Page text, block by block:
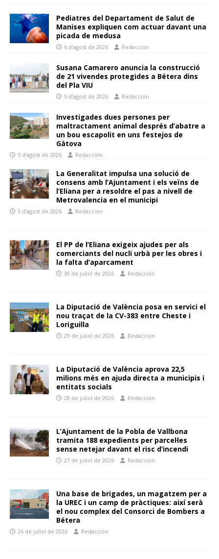
Pediatres del Departament de Salut de
Manises expliquen com actuar davant una
picada de medusa
6 d'agost de 2026 Redacción
Susana Camarero anuncia la construcció
de 21 vivendes protegides a Bétera dins
del Pla VIU
5 d'agost de 2026 Redacción
Investigades dues persones per
maltractament animal després d’abatre a
un bou escapolit en uns festejos de
Gàtova
5 d'agost de 2026 Redacción
La Generalitat impulsa una solució de
consens amb l’Ajuntament i els veïns de
l’Eliana per a resoldre el pas a nivell de
Metrovalencia en el municipi
3 d'agost de 2026 Redaccion
El PP de l’Eliana exigeix ajudes per als
comerciants del nucli urbà per les obres i
la falta d’aparcament
30 de juliol de 2026 Redacción
La Diputació de València posa en servici el
nou traçat de la CV-383 entre Cheste i
Loriguilla
29 de juliol de 2026 Redaccion
La Diputació de València aprova 22,5
milions més en ajuda directa a municipis i
entitats socials
28 de juliol de 2026 Redaccion
L’Ajuntament de la Pobla de Vallbona
tramita 188 expedients per parcel·les
sense netejar davant el risc d’incendi
27 de juliol de 2026 Redaccion
Una base de brigades, un magatzem per a
la UREC i un camp de pràctiques: així serà
el nou complex del Consorci de Bombers a
Bétera
26 de juliol de 2026 Redacción